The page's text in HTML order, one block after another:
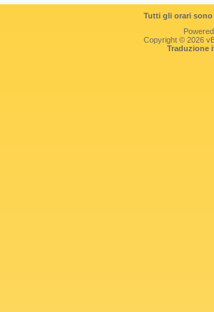
Tutti gli orari
Copyright © 2026
Traduzione